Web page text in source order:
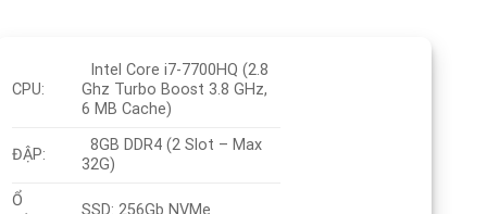
CPU:
Intel Core i7-7700HQ (2.8
Ghz Turbo Boost 3.8 GHz,
6 MB Cache)
ĐẬP:
8GB DDR4 (2 Slot – Max
32G)
Ổ
SSD: 256Gb NVMe